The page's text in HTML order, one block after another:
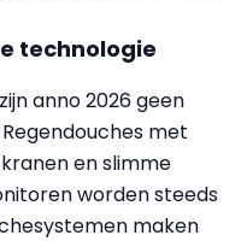
technologie
anno 2026 geen
met
en slimme
worden steeds
maken